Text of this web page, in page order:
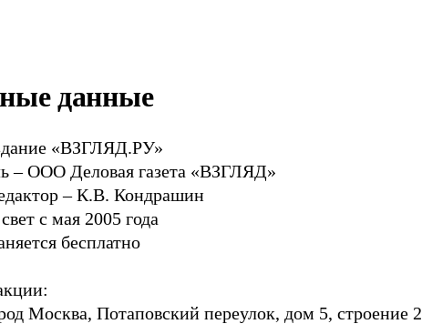
данные
«ВЗГЛЯД.РУ»
– ООО Деловая газета «ВЗГЛЯД»
– К.В. Кондрашин
с мая 2005 года
бесплатно
Москва, Потаповский переулок, дом 5, строение 2